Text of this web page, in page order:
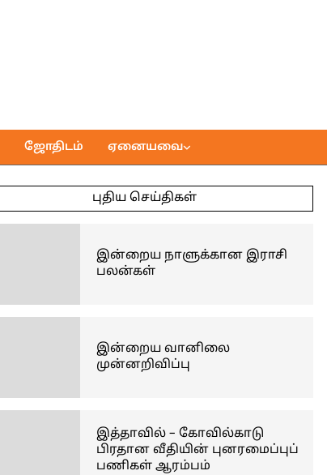
ஜோதிடம் ஏனையவை
புதிய செய்திகள்
இன்றைய நாளுக்கான இராசி
பலன்கள்
இன்றைய வானிலை
முன்னறிவிப்பு
இத்தாவில் – கோவில்காடு
பிரதான வீதியின் புனரமைப்புப்
பணிகள் ஆரம்பம்